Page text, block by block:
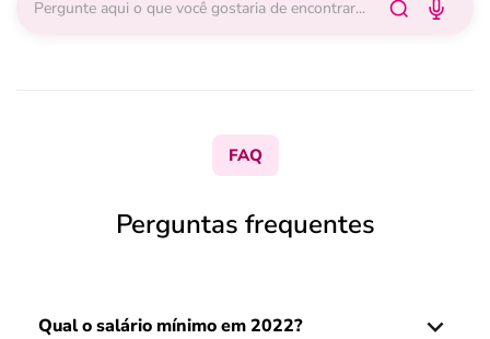
FAQ
Perguntas frequentes
Qual o salário mínimo em 2022?